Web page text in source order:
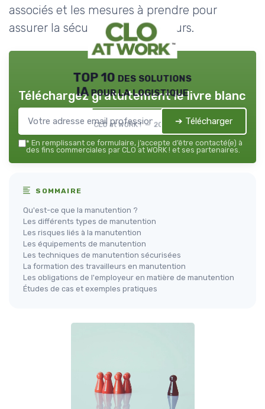
associés et les mesures à prendre pour
assurer la sécurité des travailleurs.
TOP 10 des solutions
IA pour la logistique
CLO at WORK ! — 2026
Téléchargez gratuitement le livre blanc
➔ Télécharger
* En remplissant ce formulaire, j’accepte d’être contacté(e) à
des fins commerciales par CLO at WORK ! et ses partenaires.
SOMMAIRE
Qu'est-ce que la manutention ?
Les différents types de manutention
Les risques liés à la manutention
Les équipements de manutention
Les techniques de manutention sécurisées
La formation des travailleurs en manutention
Les obligations de l'employeur en matière de manutention
Études de cas et exemples pratiques